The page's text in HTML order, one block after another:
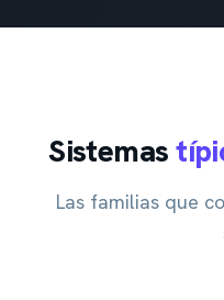
Sistemas
Las familias que